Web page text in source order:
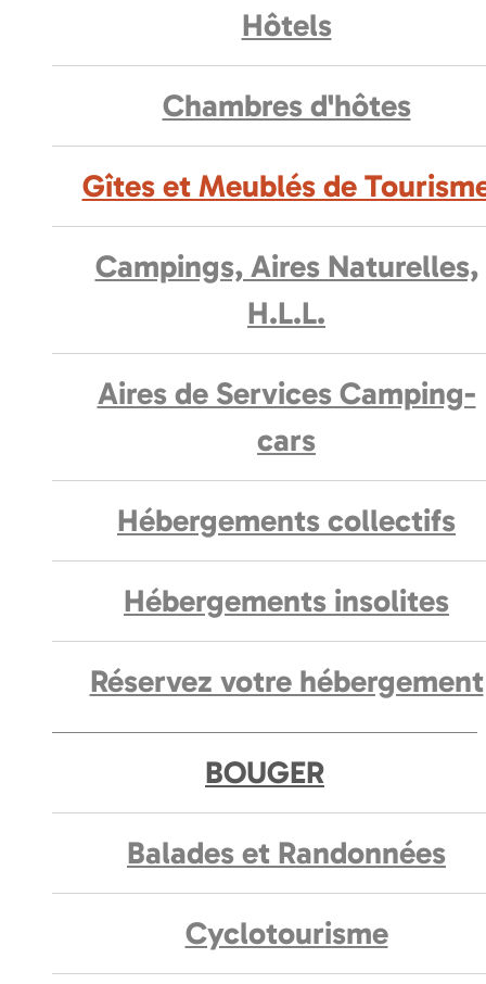
Hôtels
Chambres d'hôtes
Gîtes et Meublés de
Campings, Aires Naturelles,
H.L.L.
Aires de Services Camping-
cars
Hébergements collectifs
Hébergements insolites
Réservez votre hébergement
BOUGER
Balades et Randonnées
Cyclotourisme